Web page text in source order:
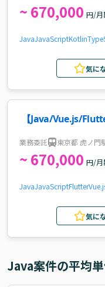
~ 670,000 円/月
JavaJavaScriptKotlin
気に
【Java/Vue.js/
業務委託 東京都 虎ノ門
~ 670,000 円/月
JavaJavaScriptFlutter
気に
Java案件の平均